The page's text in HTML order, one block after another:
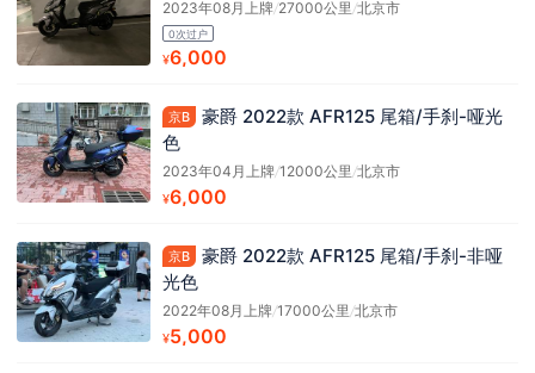
2023年08月上牌/27000公里 /北京市
0次过户
¥6,000
京B
豪爵 2022款 AFR125 尾箱/手刹-哑光
色
2023年04月上牌/12000公里 /北京市
¥6,000
京B
豪爵 2022款 AFR125 尾箱/手刹-非哑
光色
2022年08月上牌/17000公里 /北京市
¥5,000